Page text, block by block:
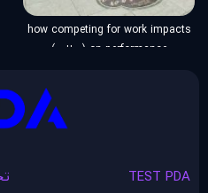
how competing for work impacts
on performance (مطلب)
TEST PDA